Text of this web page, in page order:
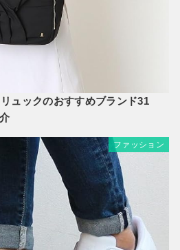
ュックのおすすめブランド31
ファッション